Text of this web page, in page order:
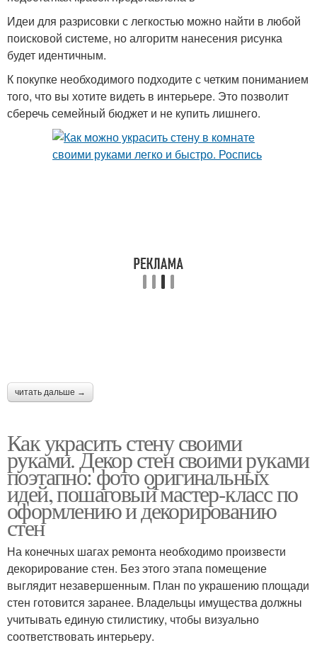
Идеи для разрисовки с легкостью можно найти в любой
поисковой системе, но алгоритм нанесения рисунка
будет идентичным.
К покупке необходимого подходите с четким пониманием
того, что вы хотите видеть в интерьере. Это позволит
сберечь семейный бюджет и не купить лишнего.
читать дальше →
Как украсить стену своими
руками. Декор стен своими руками
поэтапно: фото оригинальных
идей, пошаговый мастер-класс по
оформлению и декорированию
стен
На конечных шагах ремонта необходимо произвести
декорирование стен. Без этого этапа помещение
выглядит незавершенным. План по украшению площади
стен готовится заранее. Владельцы имущества должны
учитывать единую стилистику, чтобы визуально
соответствовать интерьеру.